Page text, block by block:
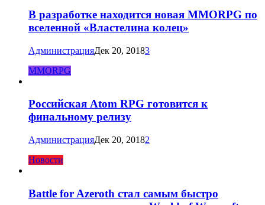
В разработке находится новая MMORPG по
вселенной «Властелина колец»
АдминистрацияДек 20, 20183
MMORPG
Российская Atom RPG готовится к
финальному релизу
АдминистрацияДек 20, 20182
Новости
Battle for Azeroth стал самым быстро